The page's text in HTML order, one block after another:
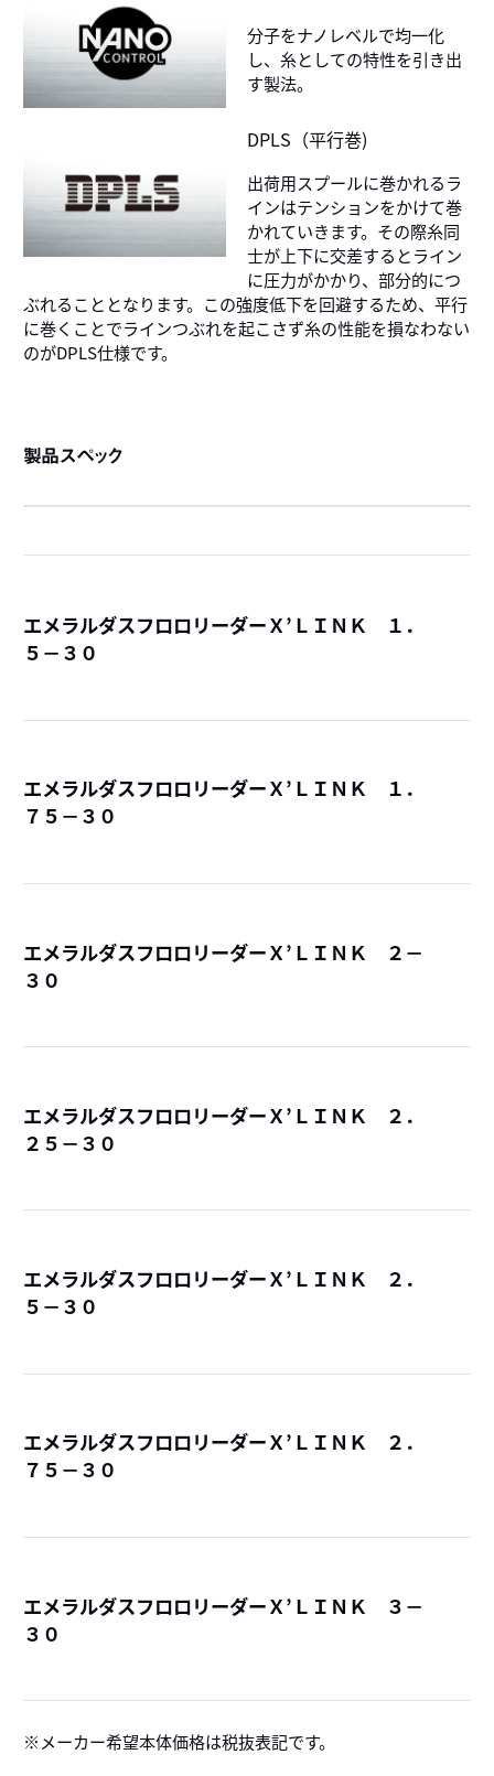
分子をナノレベルで均一化
し、糸としての特性を引き出
す製法。
DPLS（平行巻)
出荷用スプールに巻かれるラ
インはテンションをかけて巻
かれていきます。その際糸同
士が上下に交差するとライン
に圧力がかかり、部分的につ
ぶれることとなります。この強度低下を回避するため、平行
に巻くことでラインつぶれを起こさず糸の性能を損なわない
のがDPLS仕様です。
製品スペック
エメラルダスフロロリーダーＸ’ＬＩＮＫ １．
５－３０
エメラルダスフロロリーダーＸ’ＬＩＮＫ １．
７５－３０
エメラルダスフロロリーダーＸ’ＬＩＮＫ ２－
３０
エメラルダスフロロリーダーＸ’ＬＩＮＫ ２．
２５－３０
エメラルダスフロロリーダーＸ’ＬＩＮＫ ２．
５－３０
エメラルダスフロロリーダーＸ’ＬＩＮＫ ２．
７５－３０
エメラルダスフロロリーダーＸ’ＬＩＮＫ ３－
３０
メーカー希望本体価格は税抜表記です。